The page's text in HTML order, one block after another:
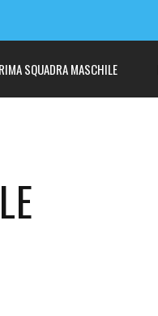
SQUADRA MASCHILE